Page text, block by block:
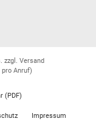
zzgl. Versand
Anruf)
(PDF)
Impressum